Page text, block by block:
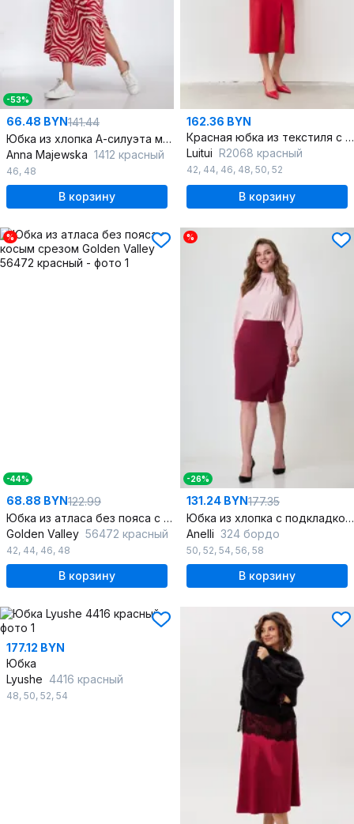
-53%
66.48 BYN141.44
Юбка из хлопка А-силуэта миди длиной для теплых дней
Anna Majewska 1412 красный
46, 48
В корзину
162.36 BYN
Красная юбка из текстиля с разрезом и поясом
Luitui R2068 красный
42, 44, 46, 48, 50, 52
В корзину
%
-44%
68.88 BYN122.99
Юбка из атласа без пояса с косым срезом
Golden Valley 56472 красный
42, 44, 46, 48
В корзину
%
-26%
131.24 BYN177.35
Юбка из хлопка с подкладкой и классическим силуэтом
Anelli 324 бордо
50, 52, 54, 56, 58
В корзину
177.12 BYN
Юбка
Lyushe 4416 красный
48, 50, 52, 54